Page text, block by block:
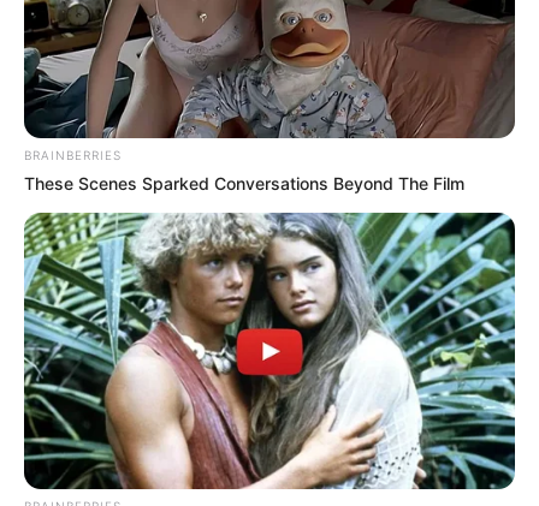
BRAINBERRIES
These Scenes Sparked Conversations Beyond The Film